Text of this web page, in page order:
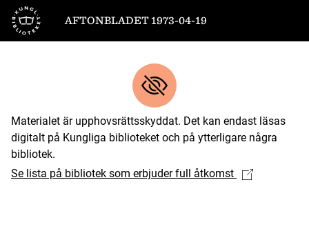
Till startsidan
AFTONBLADET 1973-04-19
Materialet är upphovsrättsskyddat. Det kan endast läsas
digitalt på Kungliga biblioteket och på ytterligare några
bibliotek.
Se lista på bibliotek som erbjuder full åtkomst